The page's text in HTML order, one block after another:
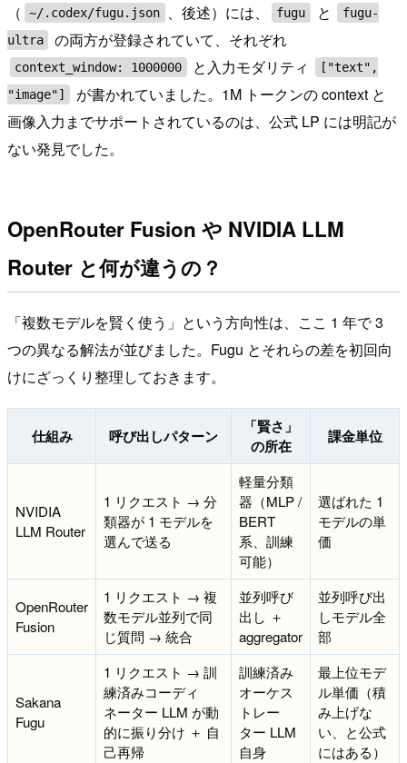
（
~/.codex/fugu.json 、後述）には、 fugu と
fugu-
ultra
の両方が登録されていて、それぞれ
context_window: 1000000 と入力モダリティ
["text",
"image"]
が書かれていました。1M トークンの context と
画像入力までサポートされているのは、公式 LP には明記が
ない発見でした。
OpenRouter Fusion や NVIDIA LLM
Router と何が違うの？
「複数モデルを賢く使う」という方向性は、ここ 1 年で 3
つの異なる解法が並びました。Fugu とそれらの差を初回向
けにざっくり整理しておきます。
仕組み 呼び出しパターン
「賢さ」
の所在
課金単位
NVIDIA
LLM Router
1 リクエスト → 分
類器が 1 モデルを
選んで送る
軽量分類
器（MLP /
BERT
系、訓練
可能）
選ばれた 1
モデルの単
価
OpenRouter
Fusion
1 リクエスト → 複
数モデル並列で同
じ質問 → 統合
並列呼び
出し ＋
aggregator
並列呼び出
しモデル全
部
Sakana
Fugu
1 リクエスト → 訓
練済みコーディ
ネーター LLM が動
的に振り分け ＋ 自
己再帰
訓練済み
オーケス
トレー
ター LLM
自身
最上位モデ
ル単価（積
み上げな
い、と公式
にはある）